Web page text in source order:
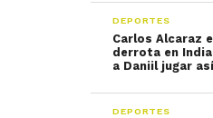
DEPORTES
Carlos Alcaraz
derrota en
a Daniil jugar
DEPORTES